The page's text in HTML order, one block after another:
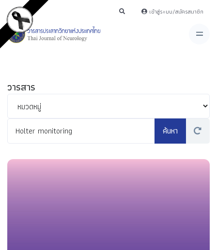
เข้าสู่ระบบ/สมัครสมาชิก
วารสาร